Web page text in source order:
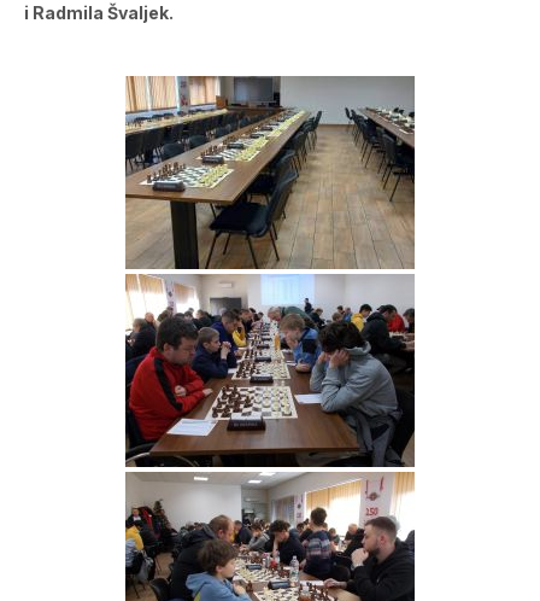
i Radmila Švaljek.